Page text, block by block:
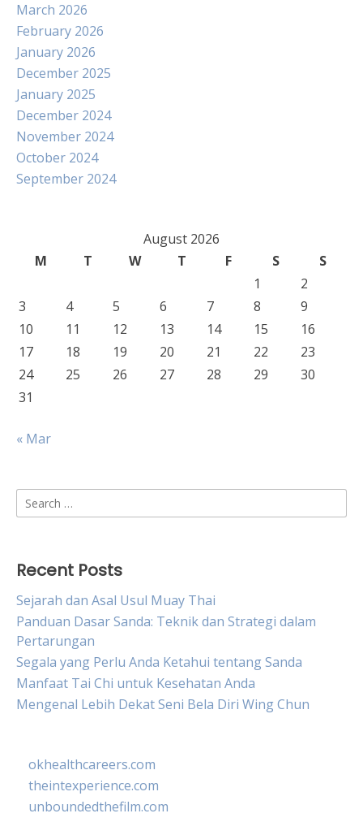
March 2026
February 2026
January 2026
December 2025
January 2025
December 2024
November 2024
October 2024
September 2024
August 2026
M
T W T F S
S
1
2
3
4 5 6 7 8
9
10
11 12 13 14 15
16
17
18 19 20 21 22
23
24
25 26 27 28 29
30
31
« Mar
Search
for:
Recent Posts
Sejarah dan Asal Usul Muay Thai
Panduan Dasar Sanda: Teknik dan Strategi dalam
Pertarungan
Segala yang Perlu Anda Ketahui tentang Sanda
Manfaat Tai Chi untuk Kesehatan Anda
Mengenal Lebih Dekat Seni Bela Diri Wing Chun
okhealthcareers.com
theintexperience.com
unboundedthefilm.com